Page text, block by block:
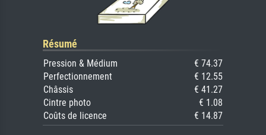
Résumé
Pression & Médium
€ 74.37
Perfectionnement
€ 12.55
Châssis
€ 41.27
Cintre photo
€ 1.08
Coûts de licence
€ 14.87